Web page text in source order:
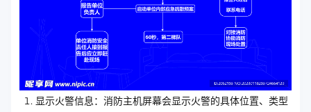
显示火警信息：消防主机屏幕会显示火警的具体位置、类型